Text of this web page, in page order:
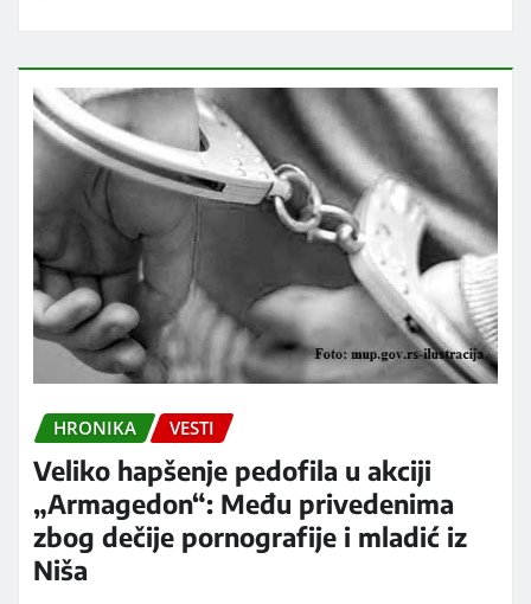
HRONIKA VESTI
Veliko hapšenje pedofila u akciji
„Armagedon“: Među privedenima
zbog dečije pornografije i mladić iz
Niša